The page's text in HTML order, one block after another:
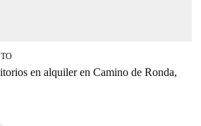
en alquiler en Camino de Ronda,